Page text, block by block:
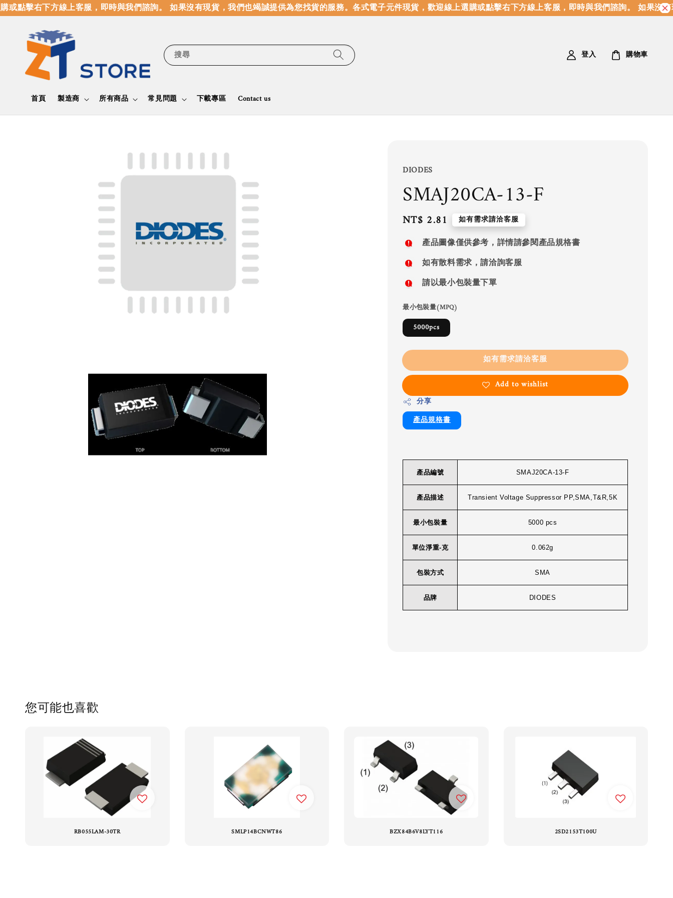
點擊右下方線上客服，即時與我們諮詢。 如果沒有現貨，我們也竭誠提供為您找貨的服務。各式電子元件現貨，歡迎線上選購或點擊右下方線上客服，即時與我們諮詢。 如果沒有
搜尋
首頁 製造商 所有商品 常見問題 下載專區 Contact us
登入 購物車
DIODES
SMAJ20CA-13-F
Regular
price
NT$ 2.81 如有需求請洽客服
產品圖像僅供參考，詳情請參閱產品規格書
如有散料需求，請洽詢客服
請以最小包裝量下單
最小包裝量(MPQ)
5000pcs
如有需求請洽客服
Add to wishlist
分享
產品規格書
產品編號 SMAJ20CA-13-F
產品描述 Transient Voltage Suppressor PP,SMA,T&R,5K
最小包裝量 5000 pcs
單位淨重-克 0.062g
包裝方式 SMA
品牌 DIODES
您可能也喜歡
RB055LAM-30TR SMLP14BCNWT86 BZX84B6V8LYT116 2SD2153T100U